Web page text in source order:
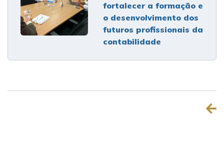
fortalecer a formação e
o desenvolvimento dos
futuros profissionais da
contabilidade